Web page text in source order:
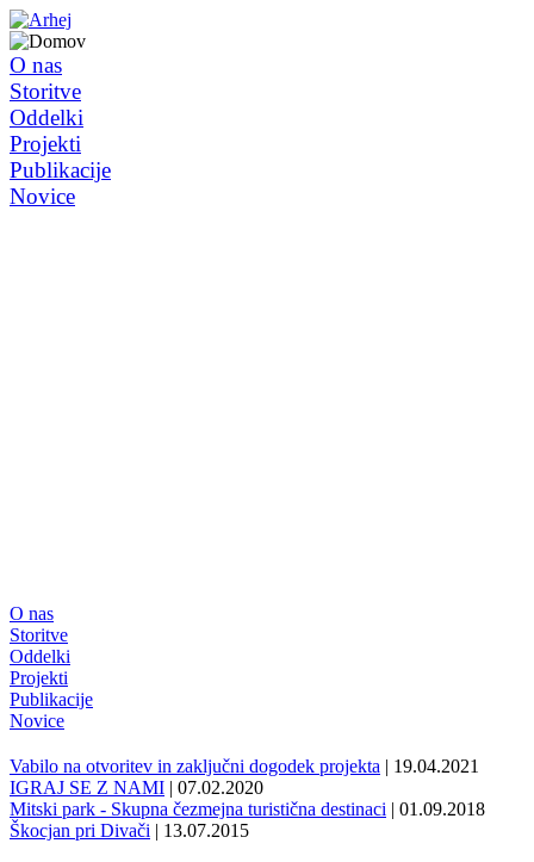
O nas
Storitve
Oddelki
Projekti
Publikacije
Novice
O nas
Storitve
Oddelki
Projekti
Publikacije
Novice
Vabilo na otvoritev in zaključni dogodek projekta | 19.04.2021
IGRAJ SE Z NAMI | 07.02.2020
Mitski park - Skupna čezmejna turistična destinaci | 01.09.2018
Škocjan pri Divači | 13.07.2015